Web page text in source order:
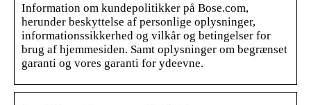
Information om kundepolitikker på Bose.com,
herunder beskyttelse af personlige oplysninger,
informationssikkerhed og vilkår og betingelser for
brug af hjemmesiden. Samt oplysninger om begrænset
garanti og vores garanti for ydeevne.